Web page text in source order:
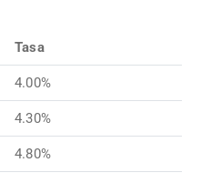
Tasa
4.00%
4.30%
4.80%